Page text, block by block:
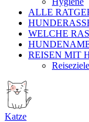
ALLE
WELCHE
REISEN MIT
Katze